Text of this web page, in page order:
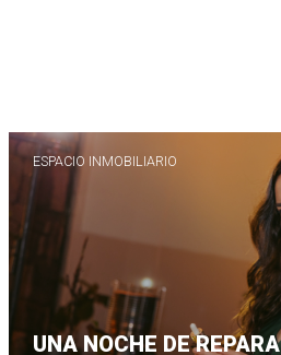
ESPACIO INMOBILIARIO
UNA NOCHE DE